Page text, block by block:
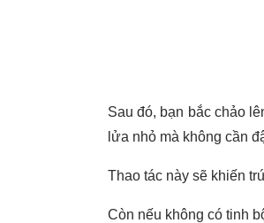
Sau đó, bạn bắc chảo
lửa nhỏ mà không cần
Thao tác này sẽ khiến
Còn nếu không có tinh